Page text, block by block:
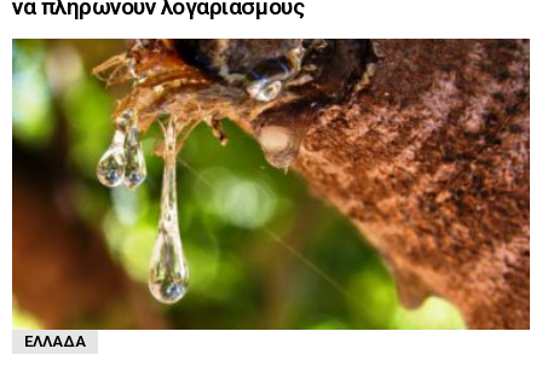
να πληρώνουν λογαριασμούς
ΕΛΛΆΔΑ